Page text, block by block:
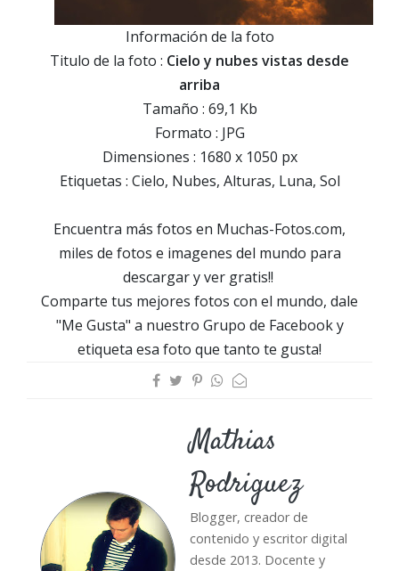
Información de la foto
Titulo de la foto : Cielo y nubes vistas desde
arriba
Tamaño : 69,1 Kb
Formato : JPG
Dimensiones : 1680 x 1050 px
Etiquetas : Cielo, Nubes, Alturas, Luna, Sol
Encuentra más fotos en Muchas-Fotos.com,
miles de fotos e imagenes del mundo para
descargar y ver gratis!!
Comparte tus mejores fotos con el mundo, dale
"Me Gusta" a nuestro Grupo de Facebook y
etiqueta esa foto que tanto te gusta!
Mathias
Rodriguez
Blogger, creador de
contenido y escritor digital
desde 2013. Docente y